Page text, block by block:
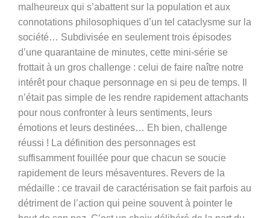
malheureux qui s’abattent sur la population et aux
connotations philosophiques d’un tel cataclysme sur la
société… Subdivisée en seulement trois épisodes
d’une quarantaine de minutes, cette mini-série se
frottait à un gros challenge : celui de faire naître notre
intérêt pour chaque personnage en si peu de temps. Il
n’était pas simple de les rendre rapidement attachants
pour nous confronter à leurs sentiments, leurs
émotions et leurs destinées… Eh bien, challenge
réussi ! La définition des personnages est
suffisamment fouillée pour que chacun se soucie
rapidement de leurs mésaventures. Revers de la
médaille : ce travail de caractérisation se fait parfois au
détriment de l’action qui peine souvent à pointer le